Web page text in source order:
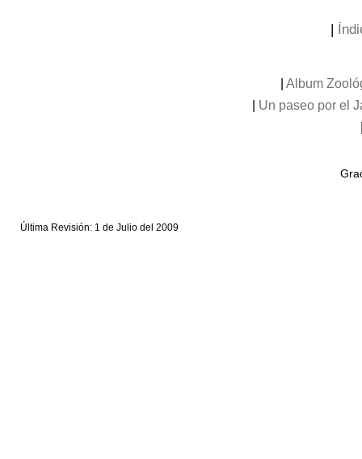
|
Album
Un paseo por el
Última Revisión: 1 de Julio del 2009